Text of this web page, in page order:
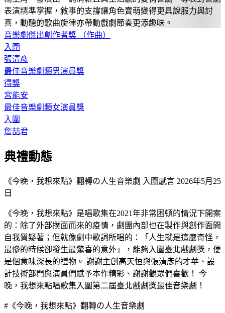
表演精準掌握，敘事的支撐讓角色賣萌變得更具說服力與討
喜，動聽的歌曲旋律亦帶動戲劇節奏更添趣味。
音樂劇傑出創作者獎
（作曲）
入圍
張清彥
最佳音樂劇類男演員獎
得獎
宮能安
最佳音樂劇類女演員獎
入圍
詹喆君
典禮動態
《今晚，我想來點》翻轉の人生音樂劇 入圍感言 2026年5月25
日
《今晚，我想來點》是唱歌集在2021年非常困頓的情況下開案
的：除了外部撲面而來的疫情，劇團內部也在製作與創作面間
自我質疑著；但就像劇中歌詞所唱的：「人生就是這麼奇怪，
最慘的時候卻發生最驚喜的意外」，能夠入圍臺北戲劇獎，便
是個意味深長的禮物。 謝謝主創高天恒與張清彥的才華、設
計技術部門與演員們賦予本作精彩、謝謝觀眾們喜歡！ 今
晚，我想來點唱歌集入圍第二屆臺北戲劇獎最佳音樂劇！
#《今晚，我想來點》翻轉の人生音樂劇